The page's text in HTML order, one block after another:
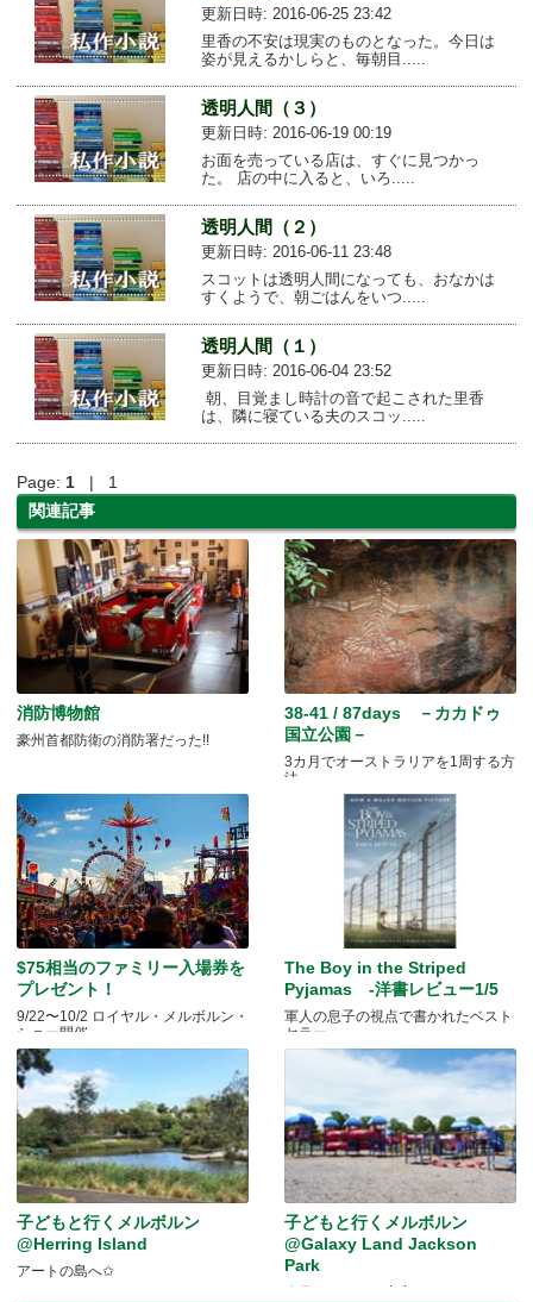
更新日時: 2016-06-25 23:42
里香の不安は現実のものとなった。今日は
姿が見えるかしらと、毎朝目.....
透明人間（３）
更新日時: 2016-06-19 00:19
お面を売っている店は、すぐに見つかっ
た。 店の中に入ると、いろ.....
透明人間（２）
更新日時: 2016-06-11 23:48
スコットは透明人間になっても、おなかは
すくようで、朝ごはんをいつ.....
透明人間（１）
更新日時: 2016-06-04 23:52
朝、目覚まし時計の音で起こされた里香
は、隣に寝ている夫のスコッ.....
Page: 1 | 1
関連記事
消防博物館
豪州首都防衛の消防署だった!!
38-41 / 87days －カカドゥ
国立公園－
3カ月でオーストラリアを1周する方
法
$75相当のファミリー入場券を
プレゼント！
9/22〜10/2 ロイヤル・メルボルン・
ショー開催
The Boy in the Striped
Pyjamas -洋書レビュー1/5
軍人の息子の視点で書かれたベスト
セラー
子どもと行くメルボルン
@Herring Island
アートの島へ✩
子どもと行くメルボルン
@Galaxy Land Jackson
Park
今月、イベント充実のSunburyへ